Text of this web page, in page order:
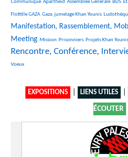
Communiqué Apartheid Assemblée Générale BDS
Flottille GAZA
380/3354 Gaza
294/3354 jumelage Khan Younis
482/3354
25/3354
1676/3354
Manifestation, Rassemblement,
Meeting
24/3354 Mission
52/3354 Prisonniers
184/3354 Projets Khan Younis
3354/3354
2259/3354
Rencontre, Conférence,
15/3354
Voeux
EXPOSITIONS LIENS UTILES
ÉCOUTER